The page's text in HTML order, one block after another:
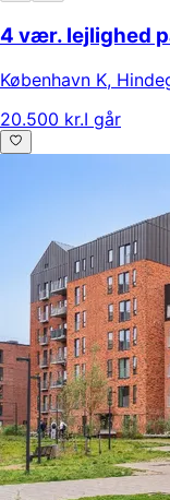
4 vær. lejlighed
København K,
20.500 kr.I går